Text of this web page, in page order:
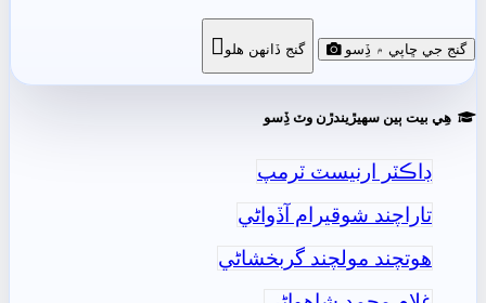
گنج جي ڇاپي ۾ ڏِسو گنج ڏانھن ھلو 
ھِي بيت ٻين سھيڙيندڙن وٽ ڏِسو
ڊاڪٽر ارنيسٽ ٽرمپ
تاراچند شوقيرام آڏواڻي
ھوتچند مولچند گربخشاڻي